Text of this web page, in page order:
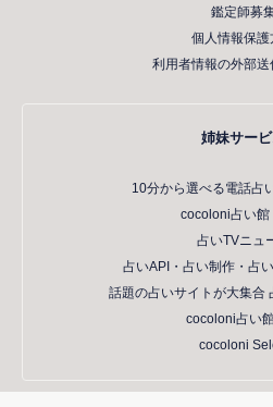
鑑定師募
個人情報保護
利用者情報の外部送
姉妹サー
10分から選べる電話占
cocoloni占い館
占いTVニュ
占いAPI・占い制作・占
話題の占いサイトが大集合
cocoloni占い
cocoloni